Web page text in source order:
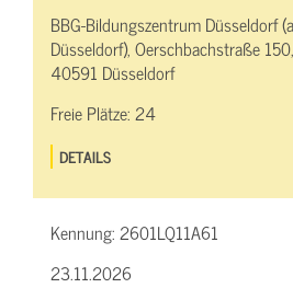
BBG-Bildungszentrum Düsseldorf
Düsseldorf), Oerschbachstraße 150,
40591 Düsseldorf
Freie Plätze:24
DETAILS
Kennung:2601LQ11A61
23.11.2026